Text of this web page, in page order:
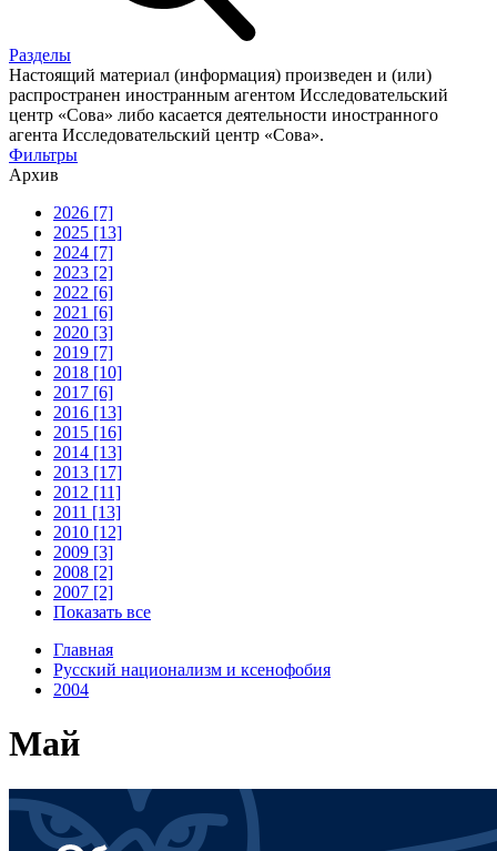
Разделы
Настоящий материал (информация) произведен и (или)
распространен иностранным агентом Исследовательский
центр «Сова» либо касается деятельности иностранного
агента Исследовательский центр «Сова».
Фильтры
Архив
2026 [7]
2025 [13]
2024 [7]
2023 [2]
2022 [6]
2021 [6]
2020 [3]
2019 [7]
2018 [10]
2017 [6]
2016 [13]
2015 [16]
2014 [13]
2013 [17]
2012 [11]
2011 [13]
2010 [12]
2009 [3]
2008 [2]
2007 [2]
Показать все
Главная
Русский национализм и ксенофобия
2004
Май